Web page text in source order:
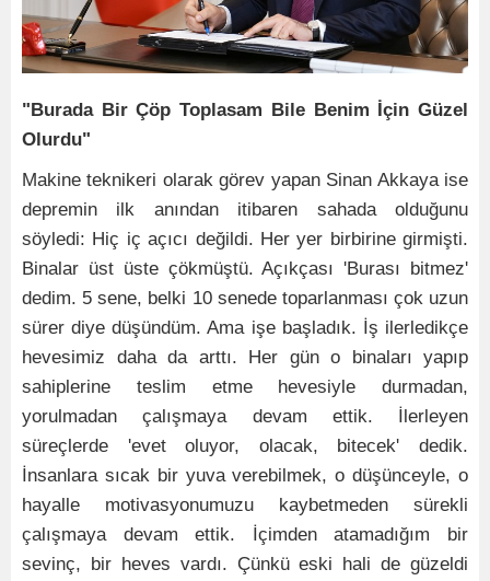
"Burada Bir Çöp Toplasam Bile Benim İçin Güzel
Olurdu"
Makine teknikeri olarak görev yapan Sinan Akkaya ise
depremin ilk anından itibaren sahada olduğunu
söyledi: Hiç iç açıcı değildi. Her yer birbirine girmişti.
Binalar üst üste çökmüştü. Açıkçası 'Burası bitmez'
dedim. 5 sene, belki 10 senede toparlanması çok uzun
sürer diye düşündüm. Ama işe başladık. İş ilerledikçe
hevesimiz daha da arttı. Her gün o binaları yapıp
sahiplerine teslim etme hevesiyle durmadan,
yorulmadan çalışmaya devam ettik. İlerleyen
süreçlerde 'evet oluyor, olacak, bitecek' dedik.
İnsanlara sıcak bir yuva verebilmek, o düşünceyle, o
hayalle motivasyonumuzu kaybetmeden sürekli
çalışmaya devam ettik. İçimden atamadığım bir
sevinç, bir heves vardı. Çünkü eski hali de güzeldi